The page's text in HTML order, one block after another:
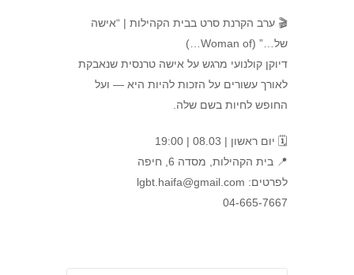
🎬 ערב הקרנת סרט בבית הקהילות | “אישה
של…” (Woman of…)
דיוקן קולנועי מרגש על אישה טרנסית שנאבקת
לאורך עשורים על הזכות להיות היא — ועל
החופש לחיות בשם שלה.
🗓️ יום ראשון | 08.03 | 19:00
📍 בית הקהילות, מסדה 6, חיפה
לפרטים: lgbt.haifa@gmail.com
04-665-7667